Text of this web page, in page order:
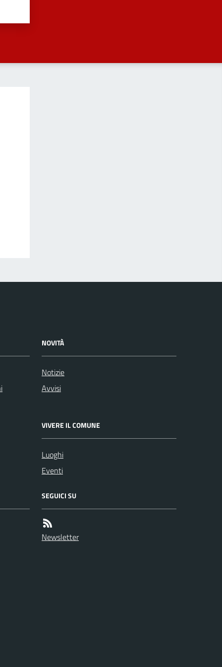
NOVITÀ
Notizie
Avvisi
VIVERE IL COMUNE
Luoghi
Eventi
SEGUICI SU
Newsletter